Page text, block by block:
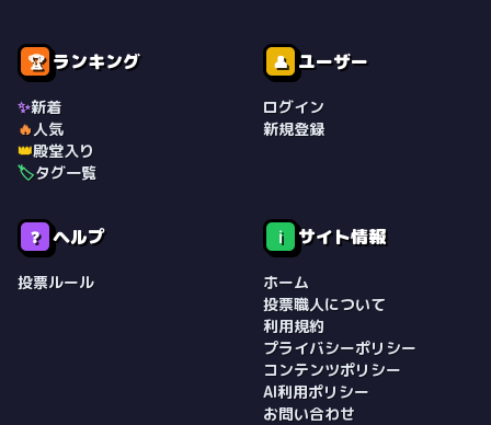
🏆 ランキング
✨新着
🔥人気
👑殿堂入り
🏷️タグ一覧
👤 ユーザー
ログイン
新規登録
❓ ヘルプ
投票ルール
ℹ️ サイト情報
ホーム
投票職人について
利用規約
プライバシーポリシー
コンテンツポリシー
AI利用ポリシー
お問い合わせ